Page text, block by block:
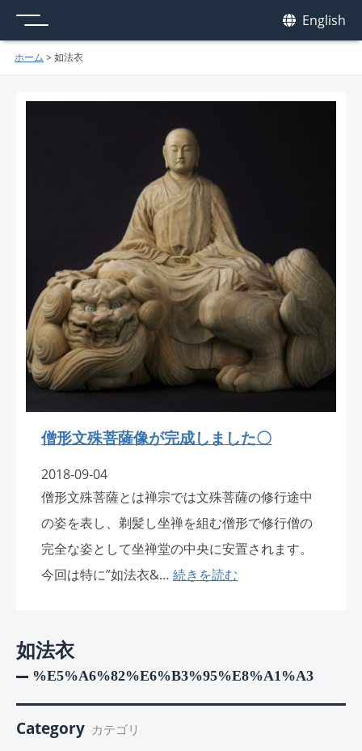
English
ホーム > 如法衣
如法衣
%e5%a6%82%e6%b3%95%e8%a1%a3
Category カテゴリ
僧形文殊菩薩像が完成しました〇
2018-09-04
僧形文殊菩薩とは禅宗では文殊菩薩の修行途中
の姿を表し、剃髪し坐禅を組む僧形で修行僧の
完全な姿として坐禅堂の中央に安置されます。
今回は特に”如法衣&…続きを読む